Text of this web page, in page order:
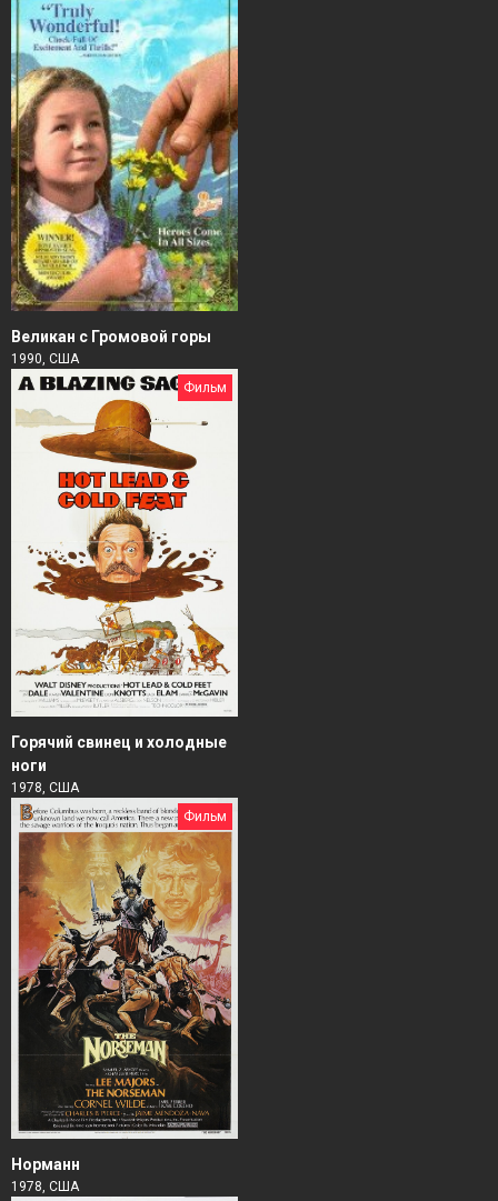
Великан с Громовой горы
1990, США
Фильм
Горячий свинец и холодные
ноги
1978, США
Фильм
Норманн
1978, США